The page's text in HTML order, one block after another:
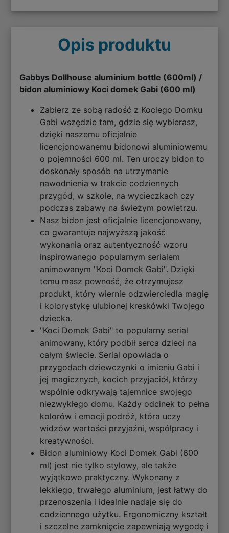
Opis produktu
Gabbys Dollhouse aluminium bottle (600ml) /
bidon aluminiowy Koci domek Gabi (600 ml)
Zabierz ze sobą radość z Kociego Domku
Gabi wszędzie tam, gdzie się wybierasz,
dzięki naszemu oficjalnie
licencjonowanemu bidonowi aluminiowemu
o pojemności 600 ml. Ten uroczy bidon to
doskonały sposób na utrzymanie
nawodnienia w trakcie codziennych
przygód, w szkole, na wycieczkach czy
podczas zabawy na świeżym powietrzu.
Nasz bidon jest oficjalnie licencjonowany,
co gwarantuje najwyższą jakość
wykonania oraz autentyczność wzoru
inspirowanego popularnym serialem
animowanym "Koci Domek Gabi". Dzięki
temu masz pewność, że otrzymujesz
produkt, który wiernie odzwierciedla magię
i kolorystykę ulubionej kreskówki Twojego
dziecka.
"Koci Domek Gabi" to popularny serial
animowany, który podbił serca dzieci na
całym świecie. Serial opowiada o
przygodach dziewczynki o imieniu Gabi i
jej magicznych, kocich przyjaciół, którzy
wspólnie odkrywają tajemnice swojego
niezwykłego domu. Każdy odcinek to pełna
kolorów i emocji podróż, która uczy
widzów wartości przyjaźni, współpracy i
kreatywności.
Bidon aluminiowy Koci Domek Gabi (600
ml) jest nie tylko stylowy, ale także
wyjątkowo praktyczny. Wykonany z
lekkiego, trwałego aluminium, jest łatwy do
przenoszenia i idealnie nadaje się do
codziennego użytku. Ergonomiczny kształt
i szczelne zamknięcie zapewniają wygodę i